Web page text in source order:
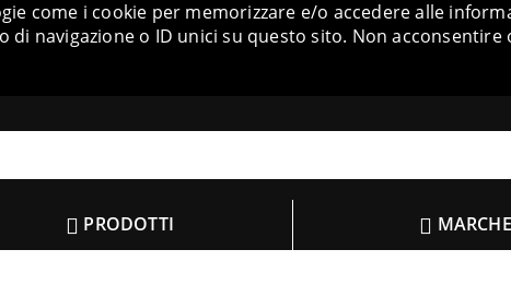
come i cookie per memorizzare e/o accedere alle
navigazione o ID unici su questo sito. Non
PRODOTTI MARCHE